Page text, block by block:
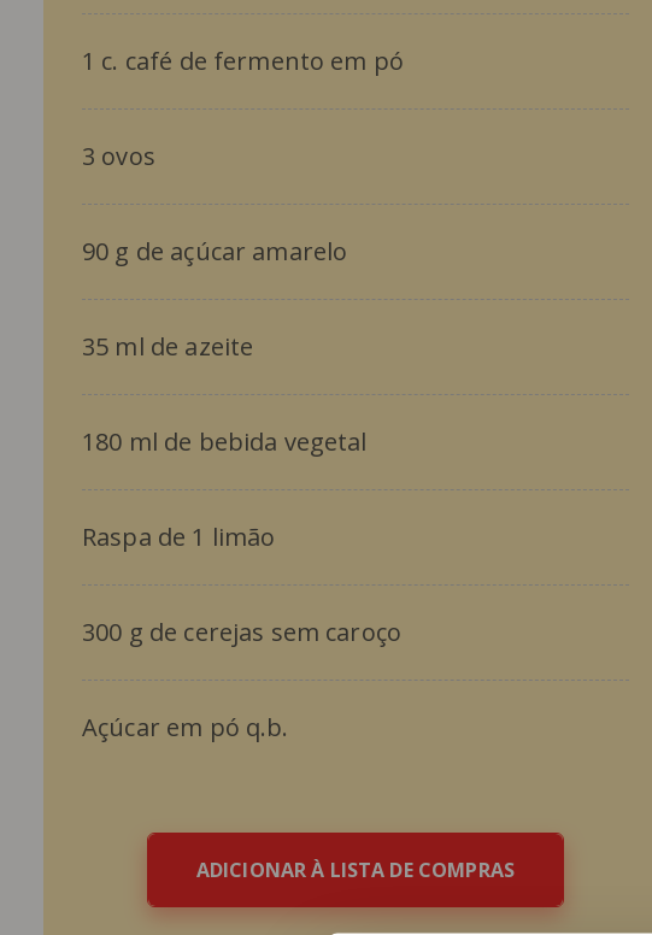
1 c. café de fermento em pó
3 ovos
90 g de açúcar amarelo
35 ml de azeite
180 ml de bebida vegetal
Raspa de 1 limão
300 g de cerejas sem caroço
Açúcar em pó q.b.
ADICIONAR À LISTA DE COMPRAS